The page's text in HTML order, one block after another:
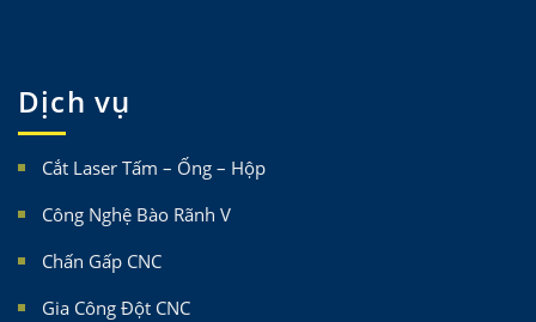
Dịch vụ
Cắt Laser Tấm – Ống – Hộp
Công Nghệ Bào Rãnh V
Chấn Gấp CNC
Gia Công Đột CNC